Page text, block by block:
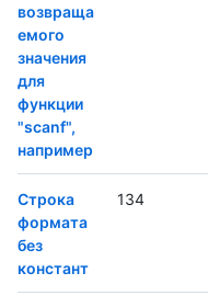
возвраща
емого
значения
для
функции
"scanf",
например
Строка
формата
без
констант
134